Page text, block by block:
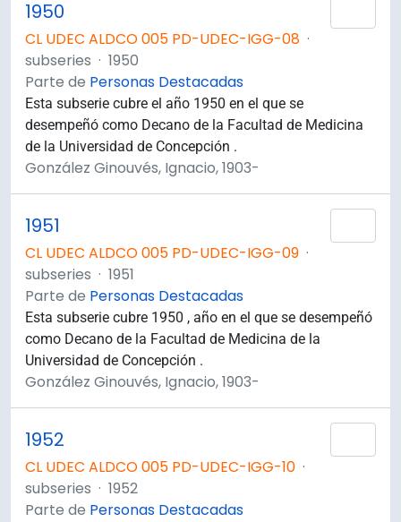
1950
CL UDEC ALDCO 005 PD-UDEC-IGG-08 ·
subseries · 1950
Parte de Personas Destacadas
Esta subserie cubre el año 1950 en el que se
desempeñó como Decano de la Facultad de Medicina
de la Universidad de Concepción .
González Ginouvés, Ignacio, 1903-
1951
CL UDEC ALDCO 005 PD-UDEC-IGG-09 ·
subseries · 1951
Parte de Personas Destacadas
Esta subserie cubre 1950 , año en el que se desempeñó
como Decano de la Facultad de Medicina de la
Universidad de Concepción .
González Ginouvés, Ignacio, 1903-
1952
CL UDEC ALDCO 005 PD-UDEC-IGG-10 ·
subseries · 1952
Parte de Personas Destacadas